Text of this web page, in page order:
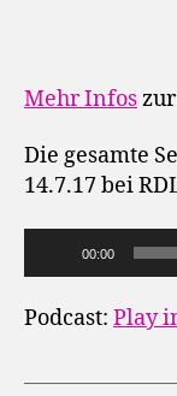
Mehr Infos
Die gesamte
14.7.17 bei
u
d
00:00
Podcast: Play